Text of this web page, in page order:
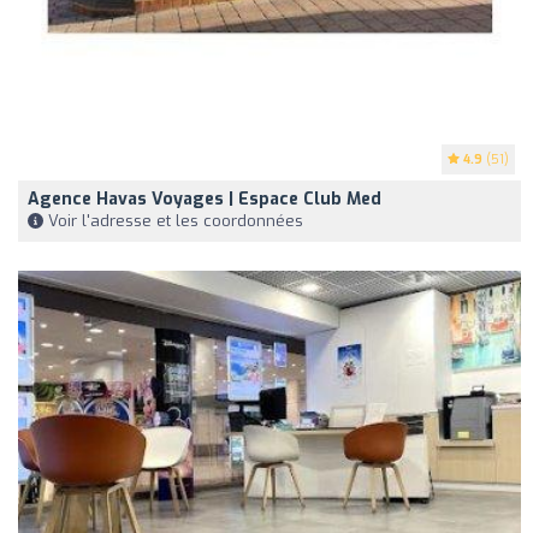
4.9 (51)
Agence Havas Voyages | Espace Club Med
Voir l'adresse et les coordonnées